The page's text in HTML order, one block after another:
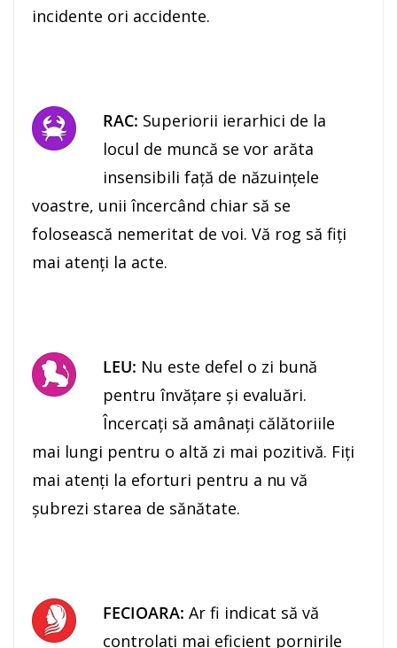
incidente ori accidente.
RAC: Superiorii ierarhici de la
locul de muncă se vor arăta
insensibili faţă de năzuinţele
voastre, unii încercând chiar să se
folosească nemeritat de voi. Vă rog să fiţi
mai atenţi la acte.
LEU: Nu este defel o zi bună
pentru învăţare şi evaluări.
Încercaţi să amânaţi călătoriile
mai lungi pentru o altă zi mai pozitivă. Fiţi
mai atenţi la eforturi pentru a nu vă
şubrezi starea de sănătate.
FECIOARA: Ar fi indicat să vă
controlaţi mai eficient pornirile